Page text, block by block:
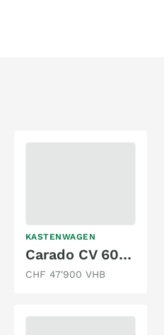
KASTENWAGEN
Carado CV 601 Édition 15
CHF 47'900 VHB